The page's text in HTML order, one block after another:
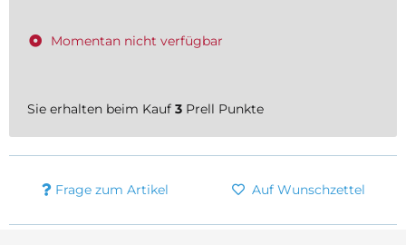
Momentan nicht verfügbar
Sie erhalten beim Kauf 3 Prell Punkte
Frage zum Artikel Auf Wunschzettel